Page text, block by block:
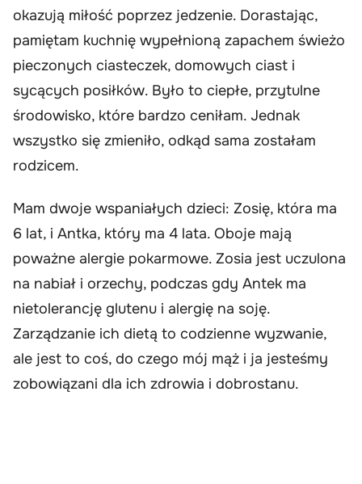
okazują miłość poprzez jedzenie. Dorastając,
pamiętam kuchnię wypełnioną zapachem świeżo
pieczonych ciasteczek, domowych ciast i
sycących posiłków. Było to ciepłe, przytulne
środowisko, które bardzo ceniłam. Jednak
wszystko się zmieniło, odkąd sama zostałam
rodzicem.
Mam dwoje wspaniałych dzieci: Zosię, która ma
6 lat, i Antka, który ma 4 lata. Oboje mają
poważne alergie pokarmowe. Zosia jest uczulona
na nabiał i orzechy, podczas gdy Antek ma
nietolerancję glutenu i alergię na soję.
Zarządzanie ich dietą to codzienne wyzwanie,
ale jest to coś, do czego mój mąż i ja jesteśmy
zobowiązani dla ich zdrowia i dobrostanu.